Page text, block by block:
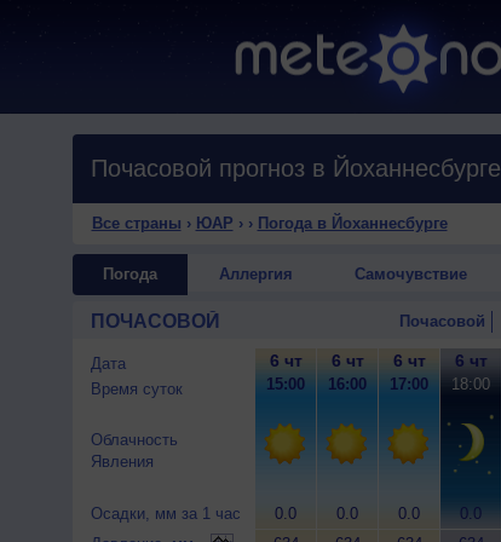
Почасовой прогноз в Йоханнесбурге
Все страны › ЮАР › › Погода в Йоханнесбурге
Погода Аллергия Самочувствие
ПОЧАСОВОЙ Почасовой
Дата
Время суток
Облачность
Явления
Осадки, мм за 1 час
6 чт
15:00
0.0
6 чт
16:00
0.0
6 чт
17:00
0.0
6 чт
18:00
0.0